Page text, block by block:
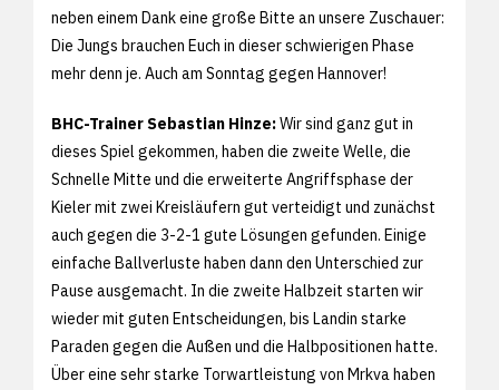
neben einem Dank eine große Bitte an unsere Zuschauer:
Die Jungs brauchen Euch in dieser schwierigen Phase
mehr denn je. Auch am Sonntag gegen Hannover!
BHC-Trainer Sebastian Hinze:Wir sind ganz gut in
dieses Spiel gekommen, haben die zweite Welle, die
Schnelle Mitte und die erweiterte Angriffsphase der
Kieler mit zwei Kreisläufern gut verteidigt und zunächst
auch gegen die 3-2-1 gute Lösungen gefunden. Einige
einfache Ballverluste haben dann den Unterschied zur
Pause ausgemacht. In die zweite Halbzeit starten wir
wieder mit guten Entscheidungen, bis Landin starke
Paraden gegen die Außen und die Halbpositionen hatte.
Über eine sehr starke Torwartleistung von Mrkva haben